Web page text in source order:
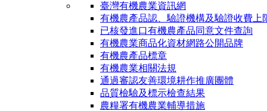
臺灣有機農業資訊網
有機農產品認、驗證機構及驗證收費上
已核發進口有機農產品同意文件查詢
有機農業商品化資材網路公開品牌
有機農產品標章
有機農業相關法規
通過審認友善環境耕作推廣團體
品質檢驗及標示檢查結果
農糧署有機農業輔導措施